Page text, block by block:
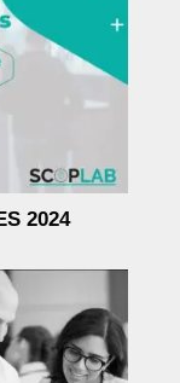
2024